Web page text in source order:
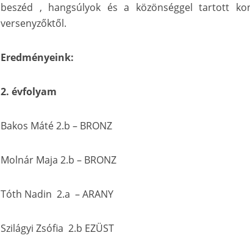
beszéd , hangsúlyok és a közönséggel tartott
versenyzőktől.
Eredményeink:
2. évfolyam
Bakos Máté 2.b – BRONZ
Molnár Maja 2.b – BRONZ
Tóth Nadin 2.a – ARANY
Szilágyi Zsófia 2.b EZÜST